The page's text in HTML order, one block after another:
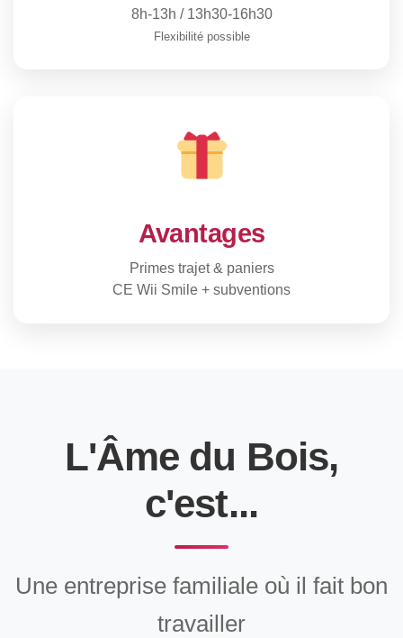
8h-13h / 13h30-16h30
Flexibilité possible
Avantages
Primes trajet & paniers
CE Wii Smile + subventions
L'Âme du Bois,
c'est...
Une entreprise familiale où il fait bon
travailler